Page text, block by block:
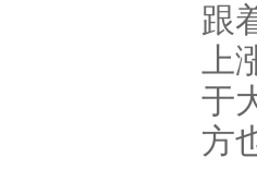
跟
上
于
方